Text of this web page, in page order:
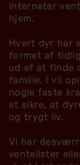
internater
hjem.
Hvert dyr har
formet af
ud af at finde
familie. I vil
nogle faste
at sikre, at
og trygt liv.
Vi har
ventelister